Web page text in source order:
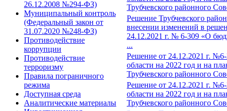
26.12.2008 №294-ФЗ)
Муниципальный контроль
(Федеральный закон от
31.07.2020 №248-ФЗ)
Противодействие
коррупции
Противодействие
терроризму
Правила пограничного
режима
Доступная среда
Аналитические материалы
Трубчевского районного
Решение Трубчевского
внесении изменений в
24.12.2021 г. № 6-309 «О
...
Решение от 24.12.2021 г.
области на 2022 год и на
Трубчевского районного
Решение от 24.12.2021 г.
области на 2022 год и на
Трубчевского районного